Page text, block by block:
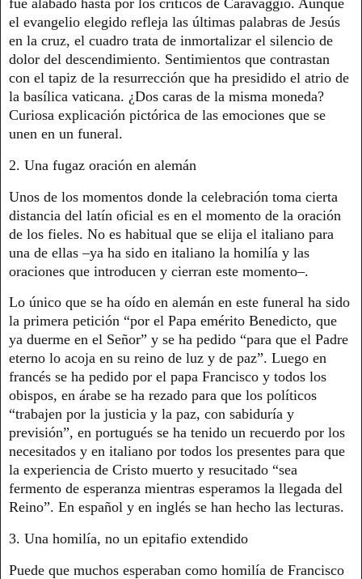
el evangelio elegido refleja las últimas palabras de Jesús
en la cruz, el cuadro trata de inmortalizar el silencio de
dolor del descendimiento. Sentimientos que contrastan
con el tapiz de la resurrección que ha presidido el atrio de
la basílica vaticana. ¿Dos caras de la misma moneda?
Curiosa explicación pictórica de las emociones que se
unen en un funeral.
2. Una fugaz oración en alemán
Unos de los momentos donde la celebración toma cierta
distancia del latín oficial es en el momento de la oración
de los fieles. No es habitual que se elija el italiano para
una de ellas –ya ha sido en italiano la homilía y las
oraciones que introducen y cierran este momento–.
Lo único que se ha oído en alemán en este funeral ha sido
la primera petición “por el Papa emérito Benedicto, que
ya duerme en el Señor” y se ha pedido “para que el Padre
eterno lo acoja en su reino de luz y de paz”. Luego en
francés se ha pedido por el papa Francisco y todos los
obispos, en árabe se ha rezado para que los políticos
“trabajen por la justicia y la paz, con sabiduría y
previsión”, en portugués se ha tenido un recuerdo por los
necesitados y en italiano por todos los presentes para que
la experiencia de Cristo muerto y resucitado “sea
fermento de esperanza mientras esperamos la llegada del
Reino”. En español y en inglés se han hecho las lecturas.
3. Una homilía, no un epitafio extendido
Puede que muchos esperaban como homilía de Francisco